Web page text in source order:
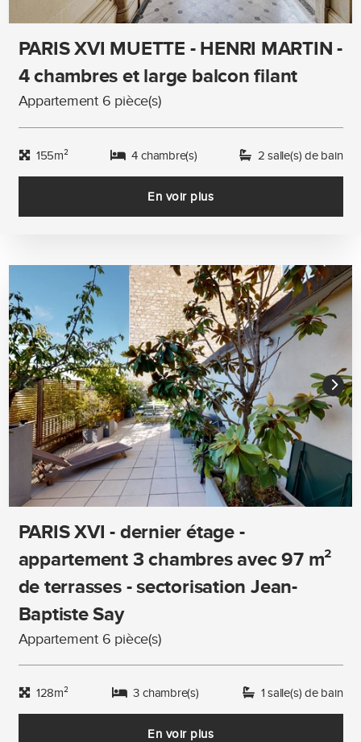
PARIS XVI MUETTE - HENRI MARTIN -
4 chambres et large balcon filant
Appartement 6 pièce(s)
155m² 4 chambre(s) 2 salle(s) de bain
En voir plus
PARIS XVI - dernier étage -
appartement 3 chambres avec 97 m²
de terrasses - sectorisation Jean-
Baptiste Say
Appartement 6 pièce(s)
128m² 3 chambre(s) 1 salle(s) de bain
En voir plus